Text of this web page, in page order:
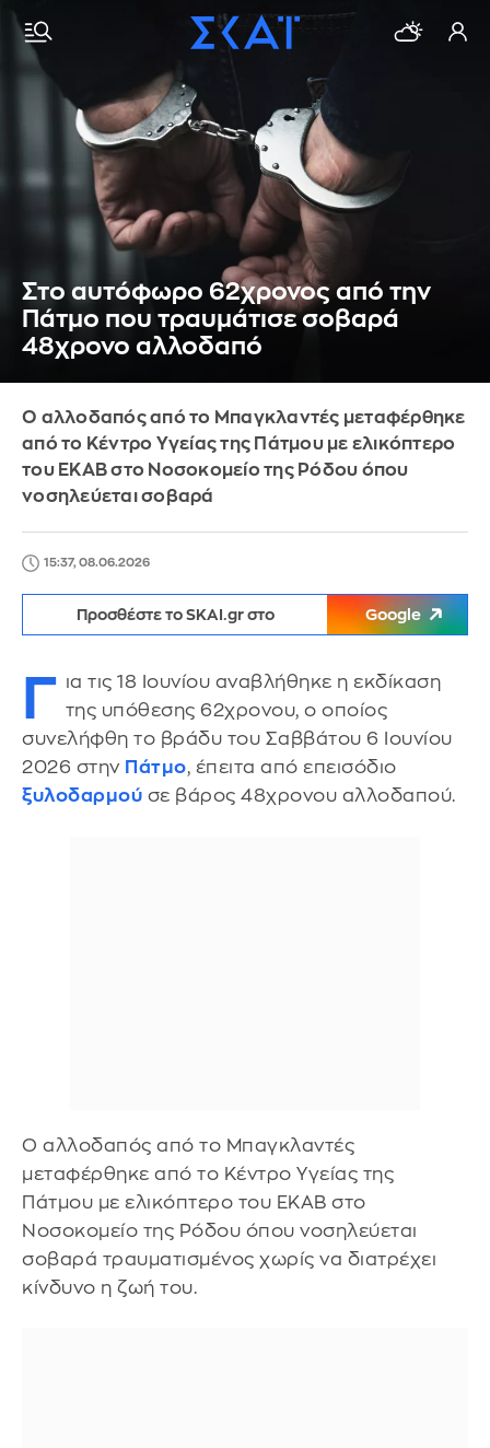
Στο αυτόφωρο 62χρονος από την
Πάτμο που τραυμάτισε σοβαρά
48χρονο αλλοδαπό
Ο αλλοδαπός από το Μπαγκλαντές μεταφέρθηκε
από το Κέντρο Υγείας της Πάτμου με ελικόπτερο
του ΕΚΑΒ στο Νοσοκομείο της Ρόδου όπου
νοσηλεύεται σοβαρά
15:37, 08.06.2026
Προσθέστε το SKAI.gr στο Google
Γ ια τις 18 Ιουνίου αναβλήθηκε η εκδίκαση
της υπόθεσης 62χρονου, ο οποίος
συνελήφθη το βράδυ του Σαββάτου 6 Ιουνίου
2026 στην Πάτμο, έπειτα από επεισόδιο
ξυλοδαρμού σε βάρος 48χρονου αλλοδαπού.
Ο αλλοδαπός από το Μπαγκλαντές
μεταφέρθηκε από το Κέντρο Υγείας της
Πάτμου με ελικόπτερο του ΕΚΑΒ στο
Νοσοκομείο της Ρόδου όπου νοσηλεύεται
σοβαρά τραυματισμένος χωρίς να διατρέχει
κίνδυνο η ζωή του.